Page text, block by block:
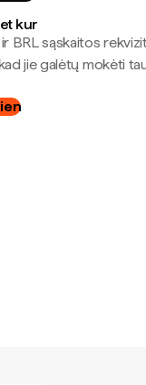
kur
ir BRL sąskaitos
jie galėtų mokėti